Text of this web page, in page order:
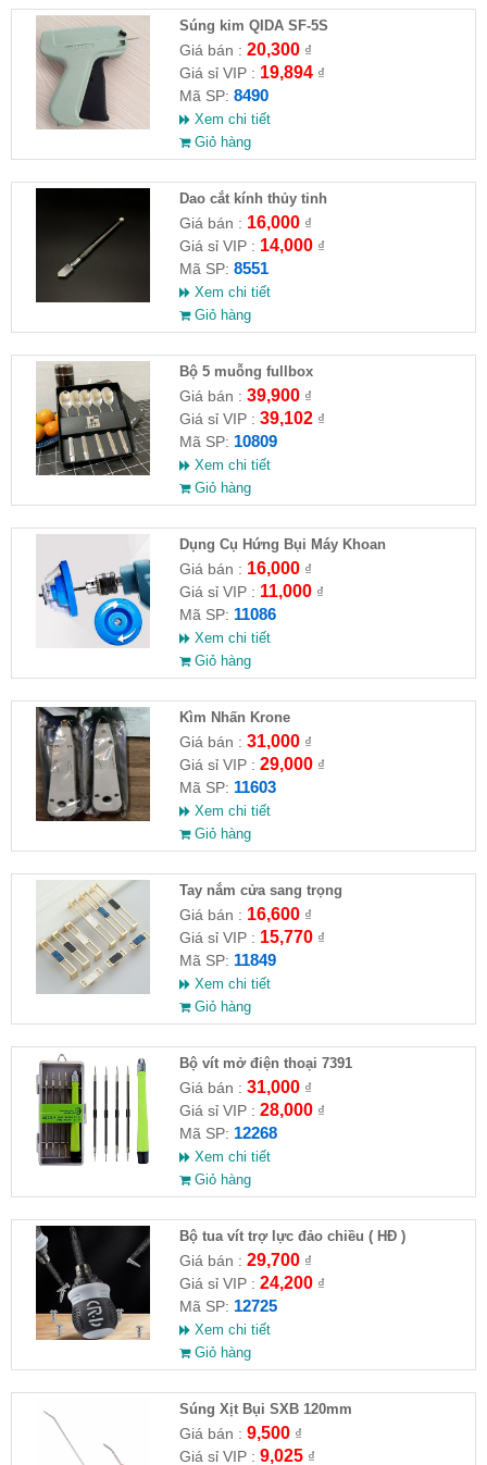
Súng kim QIDA SF-5S
Giá bán : 20,300₫
Giá sỉ VIP : 19,894₫
Mã SP: 8490
Xem chi tiết
Giỏ hàng
Dao cắt kính thủy tinh
Giá bán : 16,000₫
Giá sỉ VIP : 14,000₫
Mã SP: 8551
Xem chi tiết
Giỏ hàng
Bộ 5 muỗng fullbox
Giá bán : 39,900₫
Giá sỉ VIP : 39,102₫
Mã SP: 10809
Xem chi tiết
Giỏ hàng
Dụng Cụ Hứng Bụi Máy Khoan
Giá bán : 16,000₫
Giá sỉ VIP : 11,000₫
Mã SP: 11086
Xem chi tiết
Giỏ hàng
Kìm Nhấn Krone
Giá bán : 31,000₫
Giá sỉ VIP : 29,000₫
Mã SP: 11603
Xem chi tiết
Giỏ hàng
Tay nắm cửa sang trọng
Giá bán : 16,600₫
Giá sỉ VIP : 15,770₫
Mã SP: 11849
Xem chi tiết
Giỏ hàng
Bộ vít mở điện thoại 7391
Giá bán : 31,000₫
Giá sỉ VIP : 28,000₫
Mã SP: 12268
Xem chi tiết
Giỏ hàng
Bộ tua vít trợ lực đảo chiều ( HĐ )
Giá bán : 29,700₫
Giá sỉ VIP : 24,200₫
Mã SP: 12725
Xem chi tiết
Giỏ hàng
Súng Xịt Bụi SXB 120mm
Giá bán : 9,500₫
Giá sỉ VIP : 9,025₫